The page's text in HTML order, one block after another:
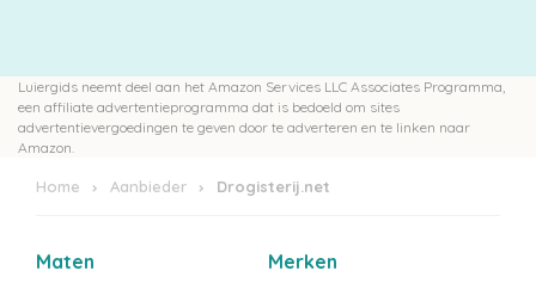
Luiergids neemt deel aan het Amazon Services LLC Associates Programma,
een affiliate advertentieprogramma dat is bedoeld om sites
advertentievergoedingen te geven door te adverteren en te linken naar
Amazon.
Home Aanbieder Drogisterij.net
Maten Merken